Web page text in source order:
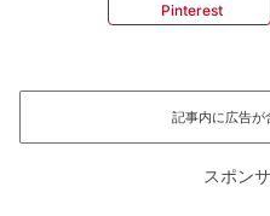
Pinterest
記事内に広告が
スポン